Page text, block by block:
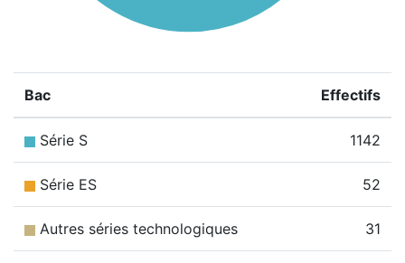
Bac Effectifs
Série S 1142
Série ES 52
Autres séries technologiques 31